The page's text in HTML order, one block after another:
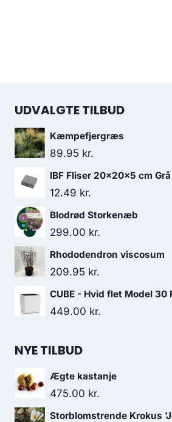
UDVALGTE TILBUD
Kæmpefjergræs
89.95 kr.
IBF Fliser 20x20x5 cm
12.49 kr.
Blodrød Storkenæb
299.00 kr.
Rhododendron viscosum
209.95 kr.
CUBE - Hvid flet Model 30
449.00 kr.
NYE TILBUD
Ægte kastanje
475.00 kr.
Storblomstrende Krokus